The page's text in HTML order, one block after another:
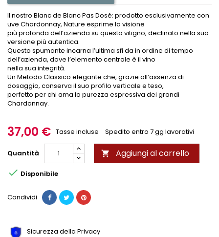
Il nostro Blanc de Blanc Pas Dosé: prodotto esclusivamente con
uve Chardonnay, Nature esprime la visione
più profonda dell’azienda su questo vitigno, declinato nella sua
versione più autentica.
Questo spumante incarna l’ultima sfi da in ordine di tempo
dell’azienda, dove l’elemento centrale è il vino
nella sua integrità.
Un Metodo Classico elegante che, grazie all’assenza di
dosaggio, conserva il suo profilo verticale e teso,
perfetto per chi ama la purezza espressiva dei grandi
Chardonnay.
37,00 € Tasse incluse Spedito entro 7 gg lavorativi
Quantità  Aggiungi al carrello
 Disponibile
Condividi
Sicurezza della Privacy